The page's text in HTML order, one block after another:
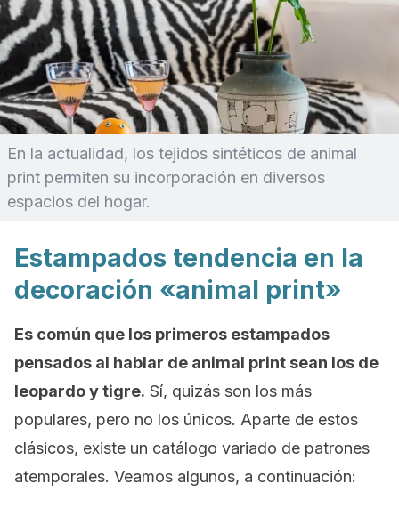
En la actualidad, los tejidos sintéticos de animal
print permiten su incorporación en diversos
espacios del hogar.
Estampados tendencia en la
decoración «animal print»
Es común que los primeros estampados
pensados al hablar de animal print sean los de
leopardo y tigre. Sí, quizás son los más
populares, pero no los únicos. Aparte de estos
clásicos, existe un catálogo variado de patrones
atemporales. Veamos algunos, a continuación: